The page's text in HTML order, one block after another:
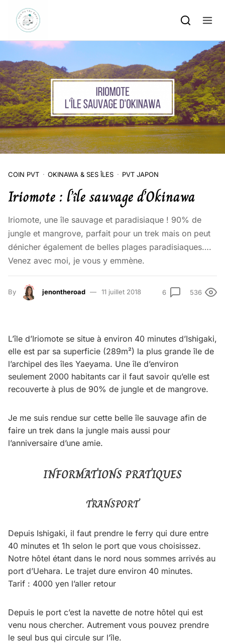
Skip to content
COIN PVT OKINAWA & SES ÎLES PVT JAPON
Iriomote : l’île sauvage d’Okinawa
Iriomote, une île sauvage et paradisiaque ! 90% de
jungle et mangrove, parfait pour un trek mais on peut
dénicher également de belles plages paradisiaques….
Venez avec moi, je vous y emmène.
By jenontheroad 11 juillet 2018 6 536
L’île d’Iriomote se situe à environ 40 minutes d’Ishigaki,
elle est par sa superficie (289m²) la plus grande île de
l’archipel des îles Yaeyama. Une île d’environ
seulement 2000 habitants car il faut savoir qu’elle est
recouverte à plus de 90% de jungle et de mangrove.
Je me suis rendue sur cette belle île sauvage afin de
faire un trek dans la jungle mais aussi pour
l’anniversaire d’une amie.
INFORMATIONS PRATIQUES
TRANSPORT
Depuis Ishigaki, il faut prendre le ferry qui dure entre
40 minutes et 1h selon le port que vous choisissez.
Notre hôtel étant dans le nord nous sommes arrivés au
port d’Uehara. Le trajet dure environ 40 minutes.
Tarif : 4000 yen l’aller retour
Depuis le port c’est la navette de notre hôtel qui est
venu nous chercher. Autrement vous pouvez prendre
le seul bus qui circule sur l’île.